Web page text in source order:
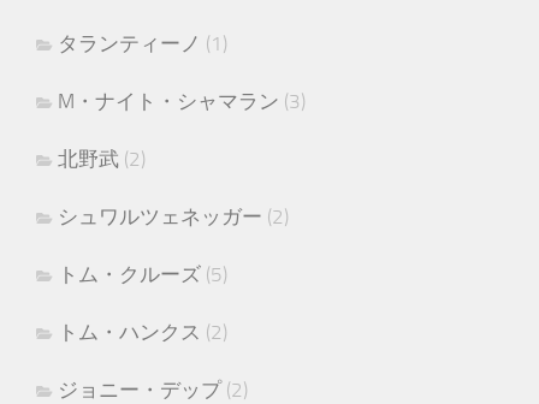
タランティーノ (1)
M・ナイト・シャマラン (3)
北野武 (2)
シュワルツェネッガー (2)
トム・クルーズ (5)
トム・ハンクス (2)
ジョニー・デップ(2)